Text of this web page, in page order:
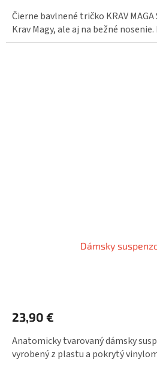
Čierne bavlnené tričko KRAV
Krav Magy, ale aj na bežné nosenie.
Dámsky
23,90 €
Anatomicky tvarovaný dámsky
vyrobený z plastu a pokrytý